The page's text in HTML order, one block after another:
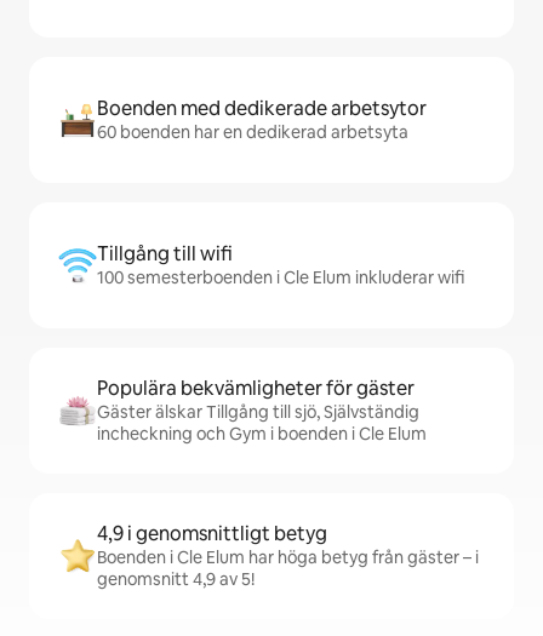
Boenden med dedikerade arbetsytor
60 boenden har en dedikerad arbetsyta
Tillgång till wifi
100 semesterboenden i Cle Elum inkluderar wifi
Populära bekvämligheter för gäster
Gäster älskar Tillgång till sjö, Självständig
incheckning och Gym i boenden i Cle Elum
4,9 i genomsnittligt betyg
Boenden i Cle Elum har höga betyg från gäster – i
genomsnitt 4,9 av 5!